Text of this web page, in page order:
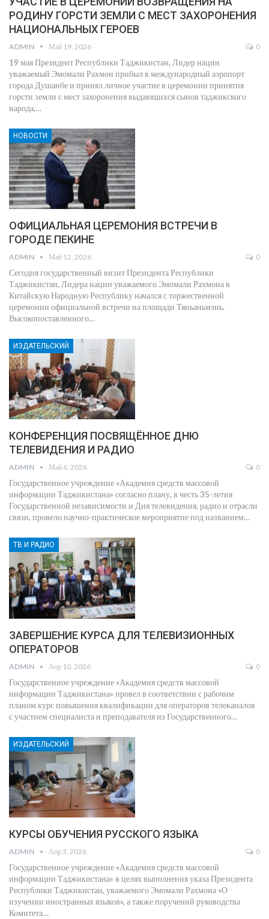
РОДИНУ ГОРСТИ ЗЕМЛИ С МЕСТ ЗАХОРОНЕНИЯ
НАЦИОНАЛЬНЫХ ГЕРОЕВ
ADMIN Май 19, 2026 0
19 мая Президент Республики Таджикистан, Лидер нации
уважаемый Эмомали Рахмон прибыл в международный аэропорт
города Душанбе и принял личное участие в церемонии принятия
горсти земли с мест захоронения выдающихся сынов таджикского
народа,…
НОВОСТИ
ОФИЦИАЛЬНАЯ ЦЕРЕМОНИЯ ВСТРЕЧИ В
ГОРОДЕ ПЕКИНЕ
ADMIN Май 12, 2026 0
Сегодня государственный визит Президента Республики
Таджикистан, Лидера нации уважаемого Эмомали Рахмона в
Китайскую Народную Республику начался с торжественной
церемонии официальной встречи на площади Тяньаньмэнь.
Высокопоставленного…
ИЗДАТЕЛЬСКИЙ
КОНФЕРЕНЦИЯ ПОСВЯЩЁННОЕ ДНЮ
ТЕЛЕВИДЕНИЯ И РАДИО
ADMIN Май 6, 2026 0
Государственное учреждение «Академия средств массовой
информации Таджикистана» согласно плану, в честь 35-летия
Государственной независимости и Дня телевидения, радио и отрасли
связи, провело научно-практическое мероприятие под названием…
ТВ И РАДИО
ЗАВЕРШЕНИЕ КУРСА ДЛЯ ТЕЛЕВИЗИОННЫХ
ОПЕРАТОРОВ
ADMIN Апр 10, 2026 0
Государственное учреждение «Академия средств массовой
информации Таджикистана» провел в соответствии с рабочим
планом курс повышения квалификации для операторов телеканалов
с участием специалиста и преподавателя из Государственного…
ИЗДАТЕЛЬСКИЙ
КУРСЫ ОБУЧЕНИЯ РУССКОГО ЯЗЫКА
ADMIN Апр 3, 2026 0
Государственное учреждение «Академия средств массовой
информации Таджикистана» в целях выполнения указа Президента
Республики Таджикистан, уважаемого Эмомали Рахмона «О
изучении иностранных языков», а также поручений руководства
Комитета…